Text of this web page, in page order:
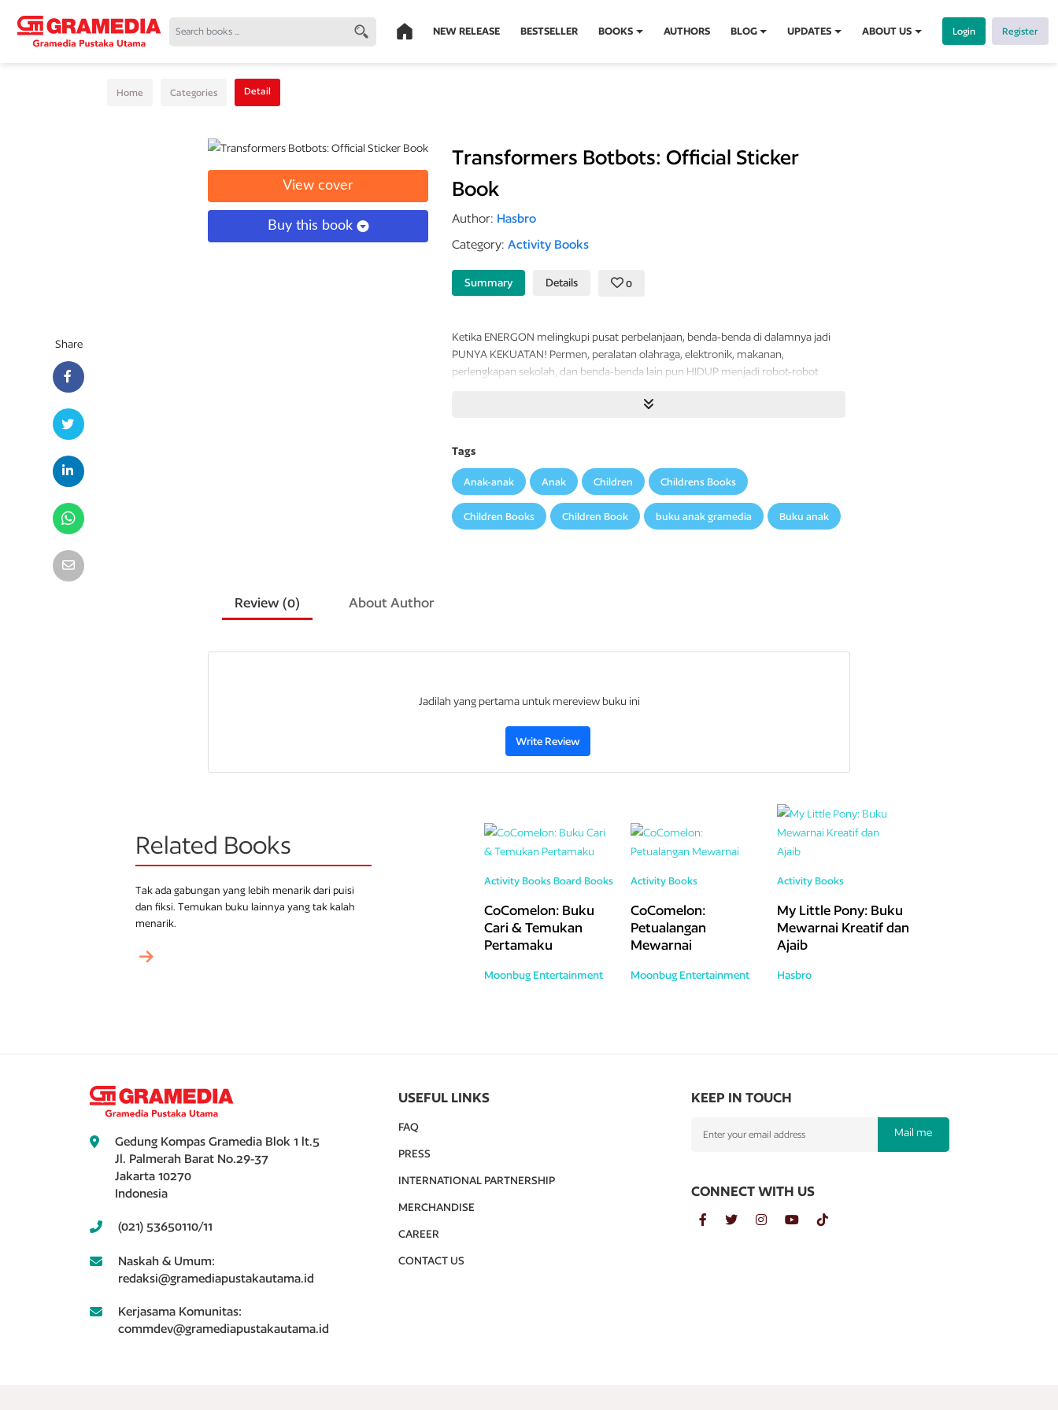
NEW RELEASE BESTSELLER BOOKS AUTHORS BLOG UPDATES ABOUT US Login Register
Share
Home Categories Detail
View cover
Buy this book
Transformers Botbots: Official Sticker
Book
Author: Hasbro
Category: Activity Books
Summary Details 0
Ketika ENERGON melingkupi pusat perbelanjaan, benda-bendadi dalamnya jadi
PUNYA KEKUATAN! Permen, peralatan olahraga, elektronik, makanan,
perlengkapan sekolah, dan benda-benda lain pun HIDUP menjadi robot-robot
Tags
Anak-anak Anak Children Childrens Books
Children Books Children Book buku anak gramedia Buku anak
Review (0) About Author
Jadilah yang pertama untuk mereview buku ini
Write Review
Related Books
Tak ada gabungan yang lebih menarik dari puisi
dan fiksi. Temukan buku lainnya yang tak kalah
menarik.
Activity Books Board Books
CoComelon: Buku
Cari & Temukan
Pertamaku
Moonbug Entertainment
Activity Books
CoComelon:
Petualangan
Mewarnai
Moonbug Entertainment
Activity Books
My Little Pony: Buku
Mewarnai Kreatif dan
Ajaib
Hasbro
Gedung Kompas Gramedia Blok 1 lt.5
Jl. Palmerah Barat No.29-37
Jakarta 10270
Indonesia
(021) 53650110/11
Naskah & Umum:
redaksi@gramediapustakautama.id
Kerjasama Komunitas:
commdev@gramediapustakautama.id
USEFUL LINKS
FAQ
PRESS
INTERNATIONAL PARTNERSHIP
MERCHANDISE
CAREER
CONTACT US
KEEP IN TOUCH
Mail me
CONNECT WITH US